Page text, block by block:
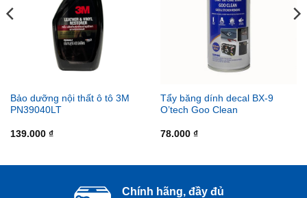
Bảo dưỡng nội thất ô tô 3M
PN39040LT
139.000 ₫
Tẩy băng dính decal BX-9
O’tech Goo Clean
78.000 ₫
Chính hãng, đầy đủ